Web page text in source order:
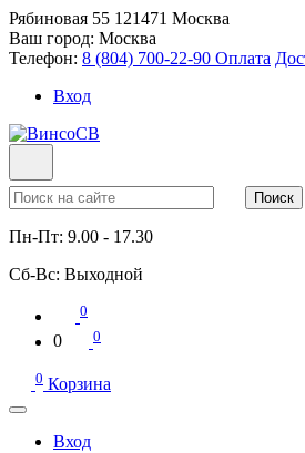
Рябиновая 55 121471 Москва
Ваш город: Москва
Телефон: 8 (804) 700-22-90 Оплата
Вход
Поиск
Пн-Пт: 9.00 - 17.30
Сб-Вс: Выходной
0
0 0
0 Корзина
Вход